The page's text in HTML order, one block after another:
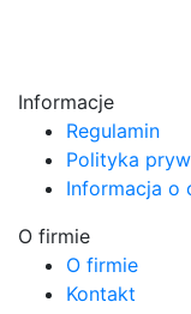
Informacje
Regulamin
Polityka
Informacja o
O firmie
O firmie
Kontakt